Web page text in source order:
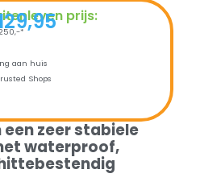
prijs:
*
aan huis
Shops
zeer stabiele
waterproof,